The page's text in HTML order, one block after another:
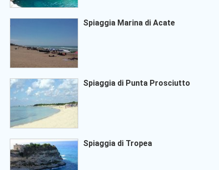
Spiaggia Marina di Acate
Spiaggia di Punta Prosciutto
Spiaggia di Tropea